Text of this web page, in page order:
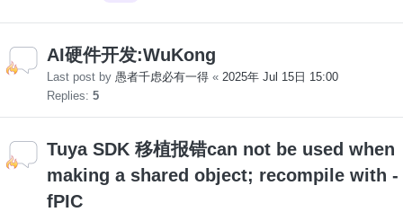
AI硬件开发:WuKong
Last post by 愚者千虑必有一得 « 2025年 Jul 15日 15:00
Replies: 5
Tuya SDK 移植报错can not be used when
making a shared object; recompile with -
fPIC